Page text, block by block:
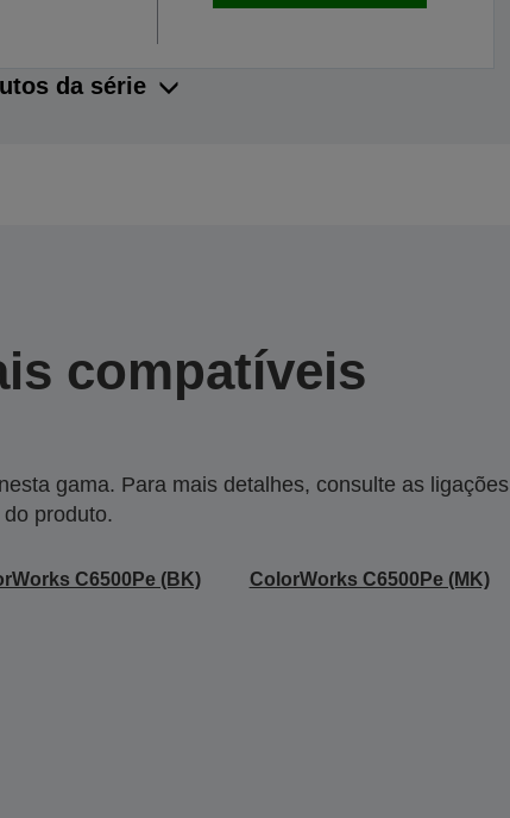
da série
compatíveis
gama. Para mais detalhes, consulte as ligações
produto.
C6500Pe (BK) ColorWorks C6500Pe (MK)